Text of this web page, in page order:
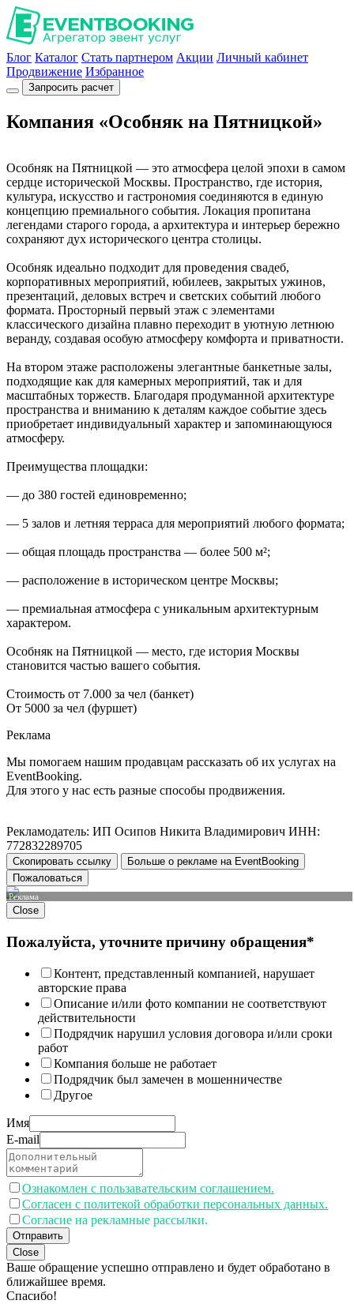
Блог Каталог Стать партнером Акции Личный кабинет
Продвижение Избранное
Запросить расчет
Компания «Особняк на Пятницкой»
Особняк на Пятницкой — это атмосфера целой эпохи в самом
сердце исторической Москвы. Пространство, где история,
культура, искусство и гастрономия соединяются в единую
концепцию премиального события. Локация пропитана
легендами старого города, а архитектура и интерьер бережно
сохраняют дух исторического центра столицы.
Особняк идеально подходит для проведения свадеб,
корпоративных мероприятий, юбилеев, закрытых ужинов,
презентаций, деловых встреч и светских событий любого
формата. Просторный первый этаж с элементами
классического дизайна плавно переходит в уютную летнюю
веранду, создавая особую атмосферу комфорта и приватности.
На втором этаже расположены элегантные банкетные залы,
подходящие как для камерных мероприятий, так и для
масштабных торжеств. Благодаря продуманной архитектуре
пространства и вниманию к деталям каждое событие здесь
приобретает индивидуальный характер и запоминающуюся
атмосферу.
Преимущества площадки:
— до 380 гостей единовременно;
— 5 залов и летняя терраса для мероприятий любого формата;
— общая площадь пространства — более 500 м²;
— расположение в историческом центре Москвы;
— премиальная атмосфера с уникальным архитектурным
характером.
Особняк на Пятницкой — место, где история Москвы
становится частью вашего события.
Стоимость от 7.000 за чел (банкет)
От 5000 за чел (фуршет)
Реклама
Мы помогаем нашим продавцам рассказать об их услугах на
EventBooking.
Для этого у нас есть разные способы продвижения.
Рекламодатель: ИП Осипов Никита Владимирович ИНН:
772832289705
Скопировать ссылку
Больше о рекламе на EventBooking
Пожаловаться
Реклама
Close
Пожалуйста, уточните причину обращения*
Контент, представленный компанией, нарушает
авторские права
Описание и/или фото компании не соответствуют
действительности
Подрядчик нарушил условия договора и/или сроки
работ
Компания больше не работает
Подрядчик был замечен в мошенничестве
Другое
Имя
E-mail
Ознакомлен с пользавательским соглашением.
Согласен с политекой обработки персональных данных.
Согласие на рекламные рассылки.
Отправить
Close
Ваше обращение успешно отправлено и будет обработано в
ближайшее время.
Спасибо!